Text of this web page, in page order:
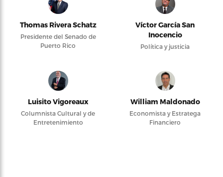
Thomas Rivera Schatz
Presidente del Senado de
Puerto Rico
Víctor García San
Inocencio
Política y justicia
Luisito Vigoreaux
Columnista Cultural y de
Entretenimiento
William Maldonado
Economista y Estratega
Financiero